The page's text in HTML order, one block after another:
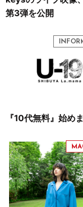
第3弾を公開
『10代無料』始め